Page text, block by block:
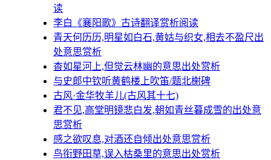
读
李白《襄阳歌》古诗翻译赏析阅读
青天何历历,明星如白石,黄姑与织女,相去不盈尺出
处意思赏析
杳如星河上,但觉云林幽的意思出处赏析
与史郎中钦听黄鹤楼上吹笛/题北榭碑
古风·金华牧羊儿(古风其十七)
君不见,高堂明镜悲白发,朝如青丝暮成雪的出处意
思赏析
感之欲叹息,对酒还自倾出处意思赏析
鸟衔野田草,误入枯桑里的意思出处赏析